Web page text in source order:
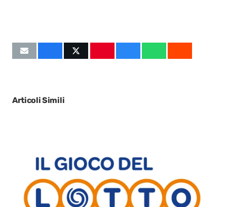
Articoli Simili